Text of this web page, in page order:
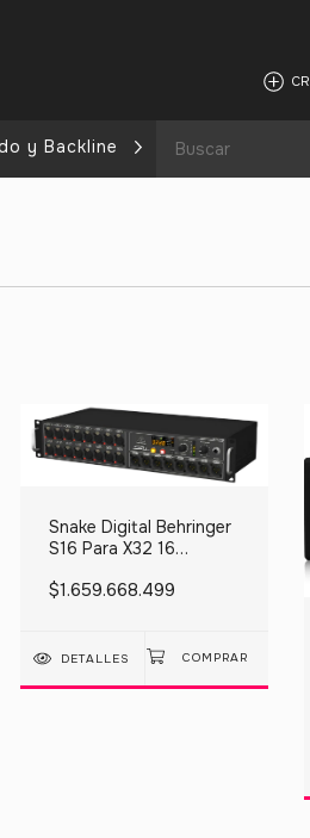
y Backline Alquiler de
Snake Digital Behringer
S16 Para X32 16
$1.659.668.499
DETALLES